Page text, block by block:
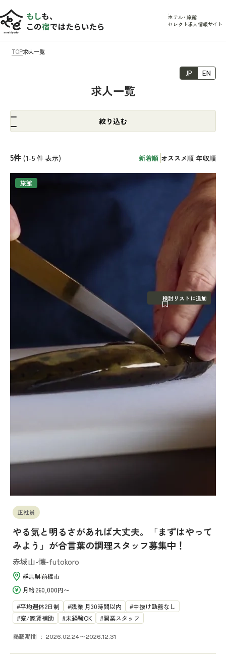
ホテル・旅館
セレクト求人情報サイト
TOP求人一覧
求人一覧
絞り込む
5件 (1-5 件 表示) 新着順 オススメ順 年収順
JP EN
旅館
正社員
やる気と明るさがあれば大丈夫。「まずはやって
みよう」が合言葉の調理スタッフ募集中！
赤城山-懐-futokoro
群馬県前橋市
月給260,000円〜
平均週休2日制
残業 月30時間以内
中抜け勤務なし
寮/家賃補助
未経験OK 開業スタッフ
掲載期間 2026.02.24〜2026.12.31
検討リストに追加